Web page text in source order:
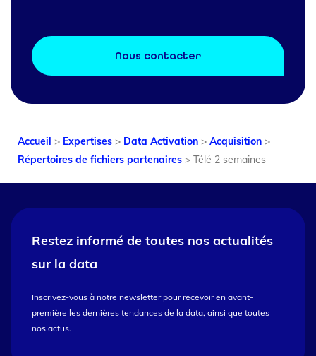
Nous contacter
Accueil > Expertises > Data Activation > Acquisition >
Répertoires de fichiers partenaires > Télé 2 semaines
Restez informé de toutes nos actualités
sur la data
Inscrivez-vous à notre newsletter pour recevoir en avant-
première les dernières tendances de la data, ainsi que toutes
nos actus.